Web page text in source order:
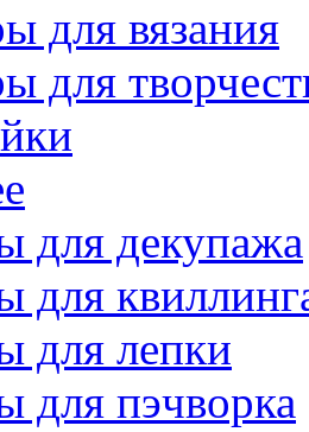
для вязания
для
для декупажа
для
для лепки
для пэчворка